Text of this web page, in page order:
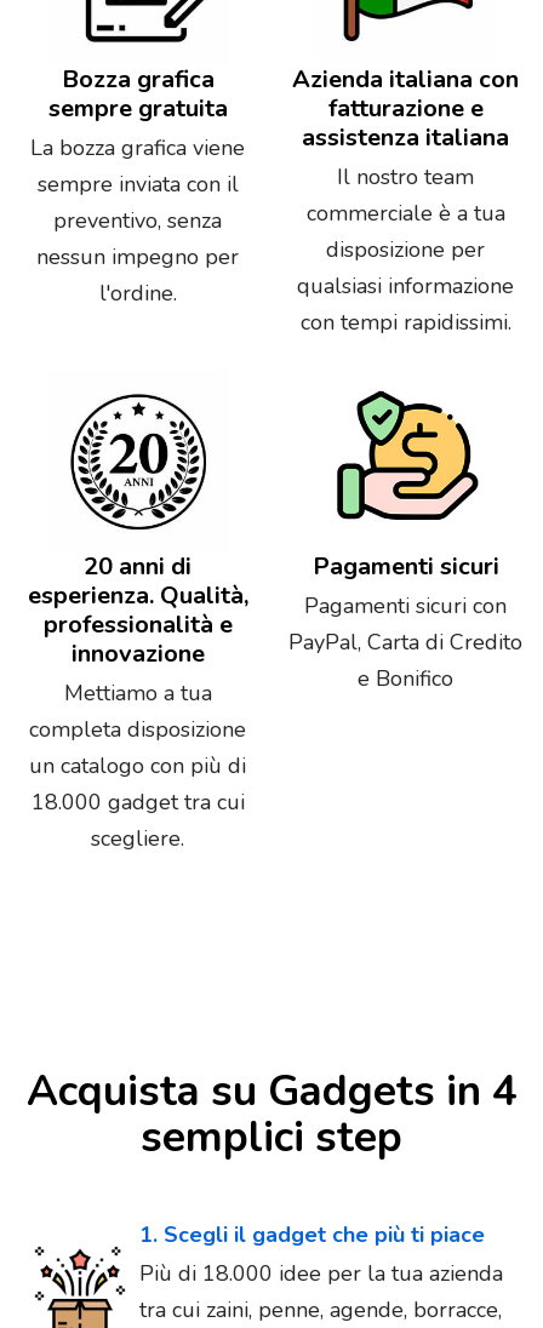
Bozza grafica
sempre gratuita
La bozza grafica viene
sempre inviata con il
preventivo, senza
nessun impegno per
l'ordine.
Azienda italiana con
fatturazione e
assistenza italiana
Il nostro team
commerciale è a tua
disposizione per
qualsiasi informazione
con tempi rapidissimi.
20 anni di
esperienza. Qualità,
professionalità e
innovazione
Mettiamo a tua
completa disposizione
un catalogo con più di
18.000 gadget tra cui
scegliere.
Pagamenti sicuri
Pagamenti sicuri con
PayPal, Carta di Credito
e Bonifico
Acquista su Gadgets in 4
semplici step
1. Scegli il gadget che più ti piace
Più di 18.000 idee per la tua azienda
tra cui zaini, penne, agende, borracce,